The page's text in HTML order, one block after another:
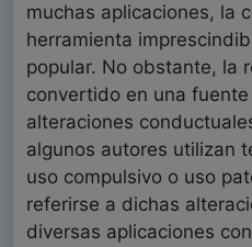
muchas aplicaciones, la
herramienta
popular. No obstante, la
convertido en una
alteraciones
algunos autores utilizan
uso compulsivo o uso
referirse a dichas
diversas aplicaciones